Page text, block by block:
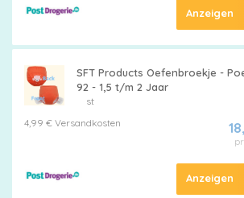
Anzeigen
SFT Products Oefenbroekje -
92 - 1,5 t/m 2 Jaar
st
4,99 € Versandkosten
Anzeigen